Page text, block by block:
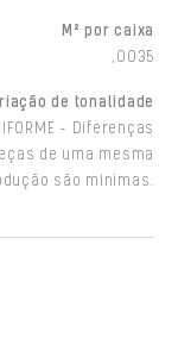
M² por caixa
,0035
de tonalidade
- Diferenças
de uma mesma
são mínimas.